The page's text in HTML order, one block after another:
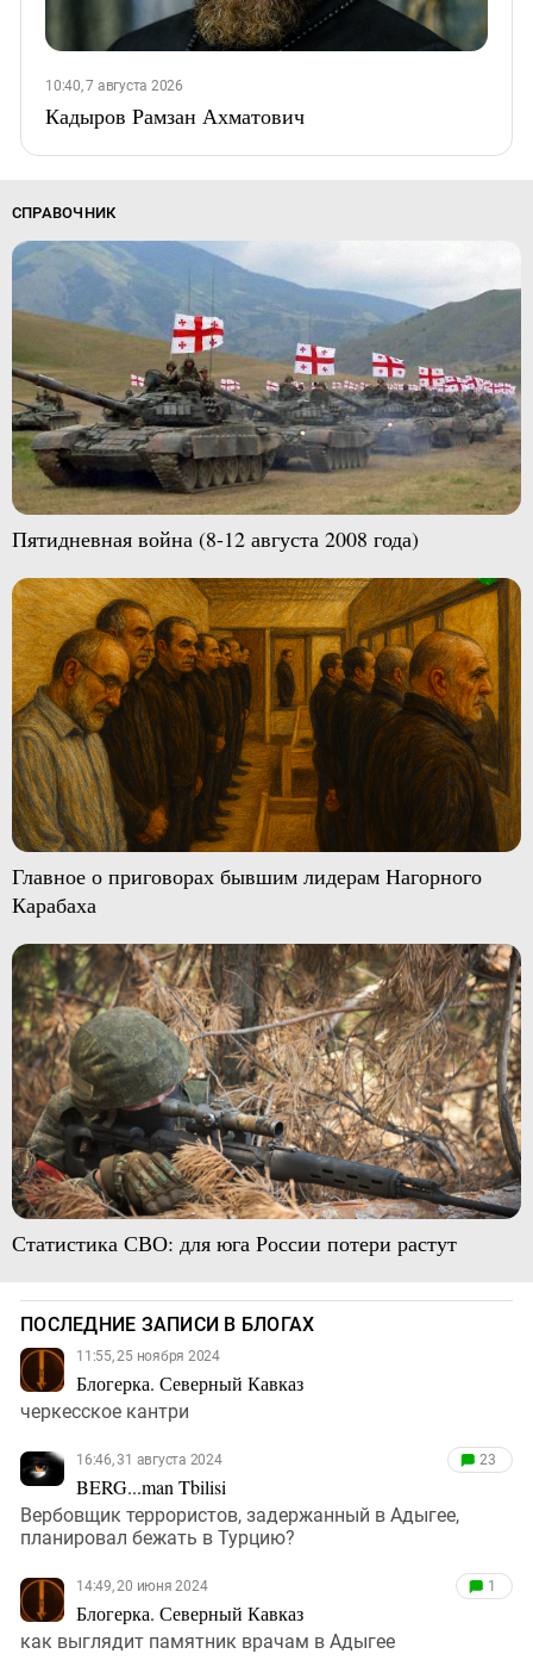
10:40, 7 августа 2026
Кадыров Рамзан Ахматович
СПРАВОЧНИК
Пятидневная война (8-12 августа 2008 года)
Главное о приговорах бывшим лидерам Нагорного
Карабаха
Статистика СВО: для юга России потери растут
ПОСЛЕДНИЕ ЗАПИСИ В БЛОГАХ
11:55, 25 ноября 2024
Блогерка. Северный Кавказ
черкесское кантри
16:46, 31 августа 2024
BERG...man Tbilisi
23
Вербовщик террористов, задержанный в Адыгее,
планировал бежать в Турцию?
14:49, 20 июня 2024
Блогерка. Северный Кавказ
1
как выглядит памятник врачам в Адыгее